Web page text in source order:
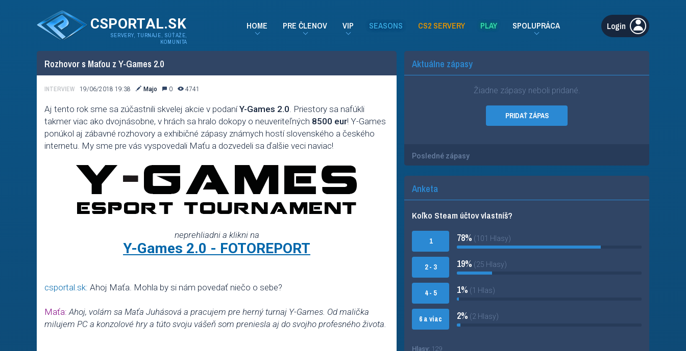
CSPORTAL.SK
SERVERY, TURNAJE, SÚŤAŽE,
KOMUNITA
HOME PRE ČLENOV VIP SEASONS CS2 SERVERY PLAY SPOLUPRÁCA Login
Rozhovor s Maťou z Y-Games 2.0
INTERVIEW 19/06/2018 19:38 Majo 0 4741
Aj tento rok sme sa zúčastnili skvelej akcie v podaníY-Games 2.0. Priestory sa nafúkli
takmer viac ako dvojnásobne, v hrách sa hralo dokopy o neuveriteľných 8500 eur! Y-Games
ponúkol aj zábavné rozhovory a exhibičné zápasy známych hostí slovenského a českého
internetu. My sme pre vás vyspovedali Maťu a dozvedeli sa ďalšie veci naviac!
neprehliadni a klikni na
Y-Games 2.0 - FOTOREPORT
csportal.sk: Ahoj Maťa. Mohla by si nám povedať niečo o sebe?
Maťa: Ahoj, volám sa Maťa Juhásová a pracujem pre herný turnaj Y-Games. Od malička
milujem PC a konzolové hry a túto svoju vášeň som preniesla aj do svojho profesného života.
Aktuálne zápasy
Žiadne zápasy neboli pridané.
PRIDAŤ ZÁPAS
Posledné zápasy
Anketa
Koľko Steam účtov vlastníš?
1
2 - 3
4 - 5
6 a viac
78% (101 Hlasy)
19% (25 Hlasy)
1% (1 Hlas)
2% (2 Hlasy)
Hlasy: 129